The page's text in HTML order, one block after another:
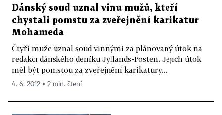
Dánský soud uznal vinu mužů, kteří
chystali pomstu za zveřejnění karikatur
Mohameda
Čtyři muže uznal soud vinnými za plánovaný útok na
redakci dánského deníku Jyllands-Posten. Jejich útok
měl být pomstou za zveřejnění karikatury...
4. 6. 2012 ▪ 2 min. čtení